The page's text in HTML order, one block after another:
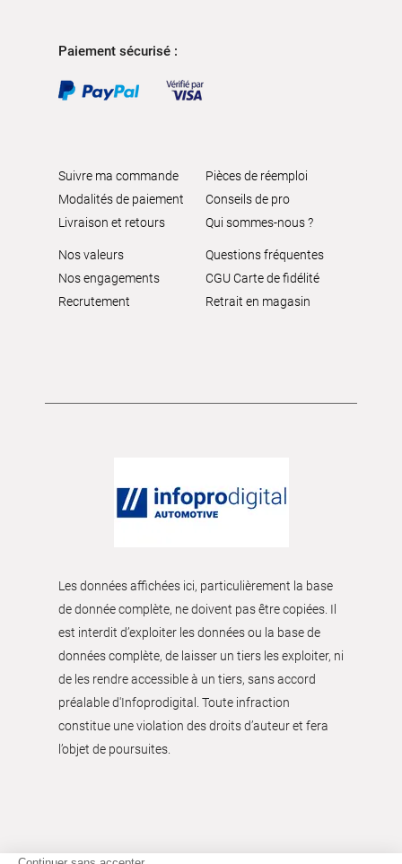
Paiement sécurisé :
Suivre ma commande
Modalités de paiement
Livraison et retours
Pièces de réemploi
Conseils de pro
Qui sommes-nous ?
Nos valeurs
Nos engagements
Recrutement
Questions fréquentes
CGU Carte de fidélité
Retrait en magasin
Les données affichées ici, particulièrement la base
de donnée complète, ne doivent pas être copiées. Il
est interdit d’exploiter les données ou la base de
données complète, de laisser un tiers les exploiter, ni
de les rendre accessible à un tiers, sans accord
préalable d'Infoprodigital. Toute infraction
constitue une violation des droits d’auteur et fera
l’objet de poursuites.